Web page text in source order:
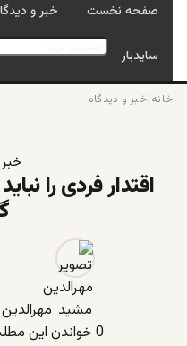
صفحه نخست خبر و
سایدبار
خانه /خبر و دیدگاه
اقتدار فردی را
0 خواندن این مطلب 15 دقیقه زمان